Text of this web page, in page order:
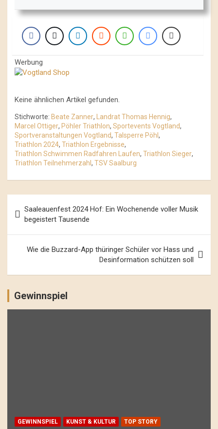
Werbung
Keine ähnlichen Artikel gefunden.
Stichworte: Beate Zanner, Landrat Thomas Hennig,
Marcel Ottiger, Pöhler Triathlon, Sportevents Vogtland,
Sportveranstaltungen Vogtland, Talsperre Pöhl ,
Triathlon 2024, Triathlon Ergebnisse,
Triathlon Schwimmen Radfahren Laufen, Triathlon Sieger,
Triathlon Teilnehmerzahl , TSV Saalburg
Navigation
Saaleauenfest 2024 Hof: Ein Wochenende voller Musik
begeistert Tausende
Wie die Buzzard-App thüringer Schüler vor Hass und
Desinformation schützen soll
Gewinnspiel
GEWINNSPIEL KUNST & KULTUR TOP STORY